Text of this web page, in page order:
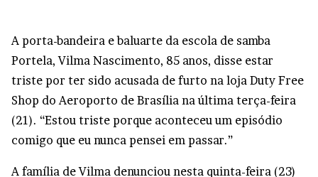
A porta-bandeira e baluarte da escola de samba
Portela, Vilma Nascimento, 85 anos, disse estar
triste por ter sido acusada de furto na loja Duty Free
Shop do Aeroporto de Brasília na última terça-feira
(21). “Estou triste porque aconteceu um episódio
comigo que eu nunca pensei em passar.”
A família de Vilma denunciou nesta quinta-feira (23)